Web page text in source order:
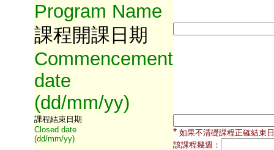
Program Name
課程開課日期
Commencement
date
(dd/mm/yy)
課程結束日期
Closed date
(dd/mm/yy)
* 如果不清礎課程正確結束
該課程幾週：